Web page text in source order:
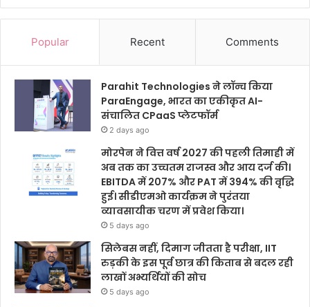
Popular Recent Comments
Parahit Technologies ने लॉन्च किया
ParaEngage, भारत का एकीकृत AI-
संचालित CPaaS प्लेटफॉर्म
2 days ago
मोरपेन ने वित्त वर्ष 2027 की पहली तिमाही में
अब तक का उच्चतम राजस्व और आय दर्ज की।
EBITDA में 207% और PAT में 394% की वृद्धि
हुई। सीडीएमओ कार्यक्रम ने पुरंतया
व्यावसायीक चरण में प्रवेश किया।
5 days ago
सिलेबस नहीं, दिमाग जीतता है परीक्षा, IIT
रुड़की के इस पूर्व छात्र की किताब से बदल रही
लाखों अभ्यर्थियों की सोच
5 days ago